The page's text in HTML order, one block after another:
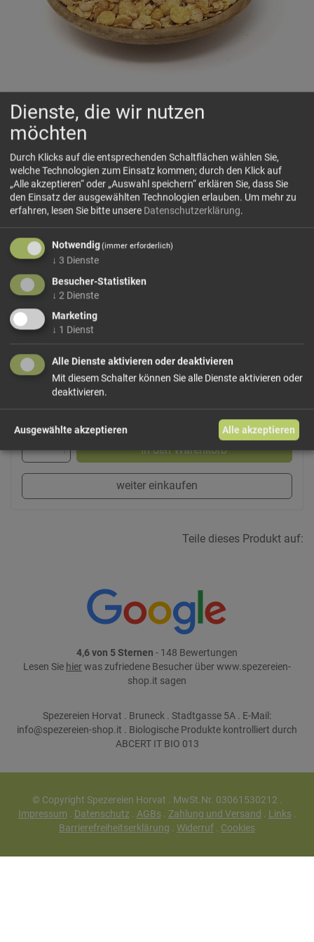
Soyaflocken
🌱Pflanzliche Flocken mit kräftigem Eiweißprofil
🗺 Herkunft
Sojaflocken werden aus Sojabohnen hergestellt und sind
orientierten Küche. Die Bohnen werden schonend
verarbeitet und zu Flocken aufbereitet, wodurch sie sich
mehr Infos +
Dieses Produkt führen wir lose.
In den Warenkorb
weiter einkaufen
Teile dieses Produkt auf:
4,6 von 5 Sternen - 148 Bewertungen
Lesen Sie hierwas zufriedene Besucher über www.spezereien-
shop.it sagen
Spezereien Horvat . Bruneck . Stadtgasse 5A . E-Mail:
info@spezereien-shop.it . Biologische Produkte kontrolliert durch
ABCERT IT BIO 013
© Copyright Spezereien Horvat . MwSt.Nr. 03061530212 .
Impressum. Datenschutz. AGBs. Zahlung und Versand . Links.
Barrierefreiheitserklärung . Widerruf . Cookies
Dienste, die wir nutzen
möchten
Durch Klicks auf die entsprechenden Schaltflächen wählen Sie,
welche Technologien zum Einsatz kommen; durch den Klick auf
„Alle akzeptieren“ oder „Auswahl speichern“ erklären Sie, dass Sie
den Einsatz der ausgewählten Technologien erlauben. Um mehr zu
erfahren, lesen Sie bitte unsere Datenschutzerklärung.
Notwendig(immer erforderlich)
↓ 3 Dienste
Besucher-Statistiken
↓ 2 Dienste
Marketing
↓ 1 Dienst
Alle Dienste aktivieren oder deaktivieren
Mit diesem Schalter können Sie alle Dienste aktivieren oder
deaktivieren.
Ausgewählte akzeptieren Alle akzeptieren